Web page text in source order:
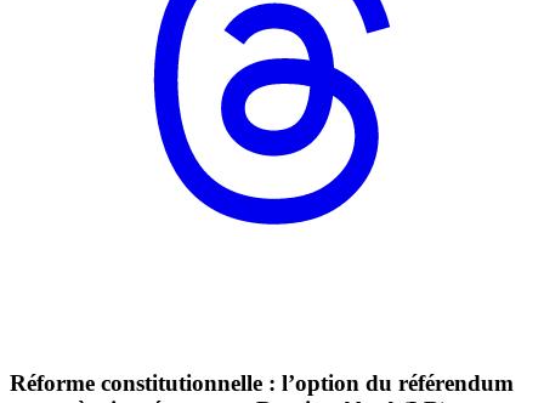
Réforme constitutionnelle : l’option du référendum